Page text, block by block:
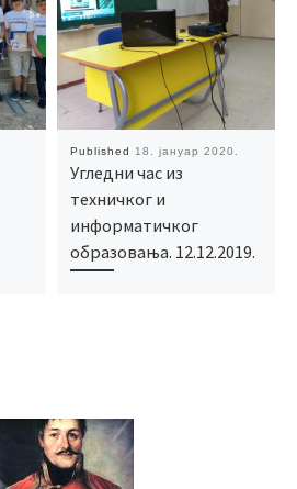
Published 18. јануар 2020.
Угледни час из
техничког и
информатичког
образовања. 12.12.2019.